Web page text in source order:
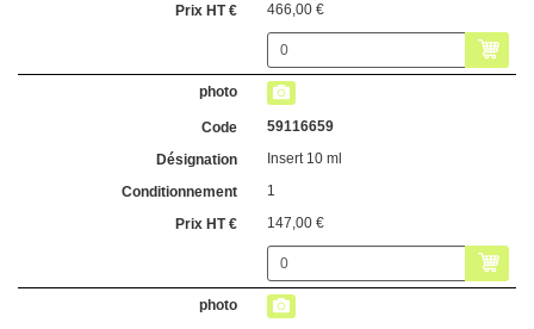
466,00 €
59116659
Insert 10 ml
1
147,00 €